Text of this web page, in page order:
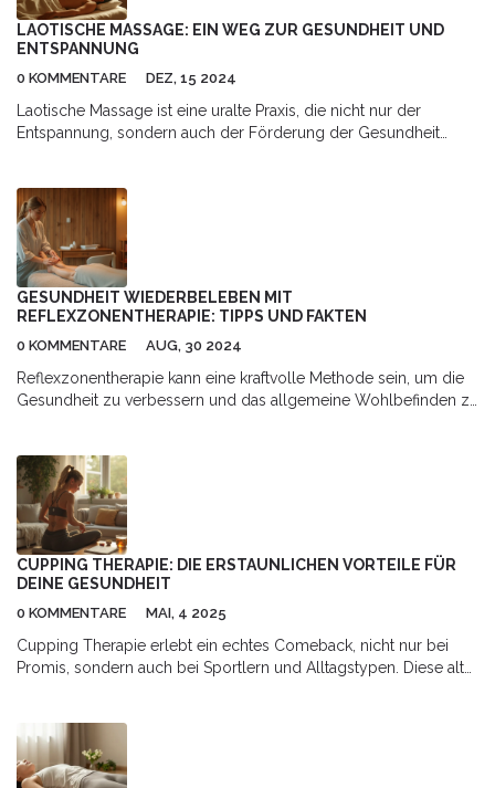
LAOTISCHE MASSAGE: EIN WEG ZUR GESUNDHEIT UND
ENTSPANNUNG
0 KOMMENTARE DEZ, 15 2024
Laotische Massage ist eine uralte Praxis, die nicht nur der
Entspannung, sondern auch der Förderung der Gesundheit
auch Geist revitalisiert. Von sanften Drucktechniken bis zu
dynamischen Bewegungen bietet sie vielfältige Vorteile, die oft
in einem meditativen Rahmen stattfindet. Entdecken Sie, wie
diese traditionelle Kunstform Stress abbauen und die
Lebensqualität verbessern kann.
GESUNDHEIT WIEDERBELEBEN MIT
REFLEXZONENTHERAPIE: TIPPS UND FAKTEN
0 KOMMENTARE AUG, 30 2024
Reflexzonentherapie kann eine kraftvolle Methode sein, um die
Gesundheit zu verbessern und das allgemeine Wohlbefinden zu
praktische Tipps für die Anwendung im Alltag.
CUPPING THERAPIE: DIE ERSTAUNLICHEN VORTEILE FÜR
DEINE GESUNDHEIT
0 KOMMENTARE MAI, 4 2025
Cupping Therapie erlebt ein echtes Comeback, nicht nur bei
Promis, sondern auch bei Sportlern und Alltagstypen. Diese alte
entspannt Muskeln und kann sogar das Immunsystem stärken.
Dieser Artikel erklärt klar und verständlich, wie Cupping
funktioniert und worauf du achten solltest. Praktische Tipps für